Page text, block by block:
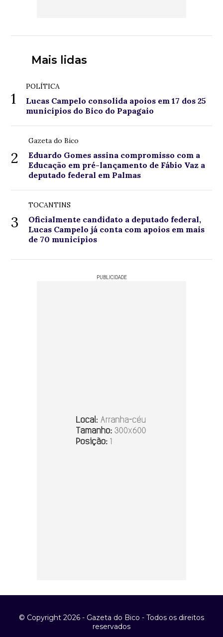
Mais lidas
1
POLÍTICA
Lucas Campelo consolida apoios em 17 dos 25
municípios do Bico do Papagaio
2
Gazeta do Bico
Eduardo Gomes assina compromisso com a
Educação em pré-lançamento de Fábio Vaz a
deputado federal em Palmas
3
TOCANTINS
Oficialmente candidato a deputado federal,
Lucas Campelo já conta com apoios em mais
de 70 municípios
PUBLICIDADE
© Copyright 2026 - Gazeta do Bico - Todos os direitos
reservados